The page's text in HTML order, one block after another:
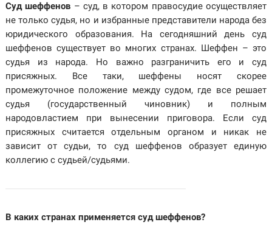
Суд шеффенов – суд, в котором правосудие осуществляет
не только судья, но и избранные представители народа без
юридического образования. На сегодняшний день суд
шеффенов существует во многих странах. Шеффен – это
судья из народа. Но важно разграничить его и суд
присяжных. Все таки, шеффены носят скорее
промежуточное положение между судом, где все решает
судья (государственный чиновник) и полным
народовластием при вынесении приговора. Если суд
присяжных считается отдельным органом и никак не
зависит от судьи, то суд шеффенов образует единую
коллегию с судьей/судьями.
В каких странах применяется суд шеффенов?